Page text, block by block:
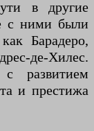
в другие
с ними были
Барадеро,
де-Хилес.
с развитием
и престижа